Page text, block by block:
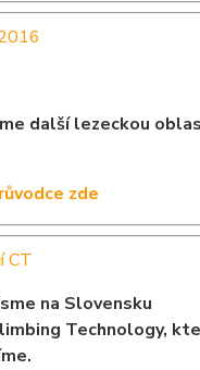
další lezeckou
zde
na Slovensku
Technology,